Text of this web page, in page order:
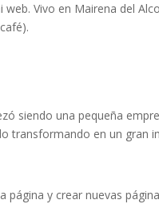
Vivo en Mairena del
siendo una pequeña
transformando en un gran
página y crear nuevas